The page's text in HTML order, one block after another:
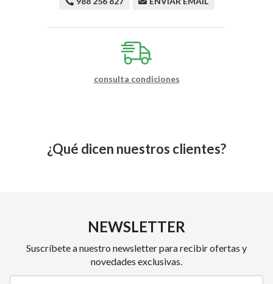
consulta condiciones
¿Qué dicen nuestros clientes?
NEWSLETTER
Suscríbete a nuestro newsletter para recibir ofertas y
novedades exclusivas.